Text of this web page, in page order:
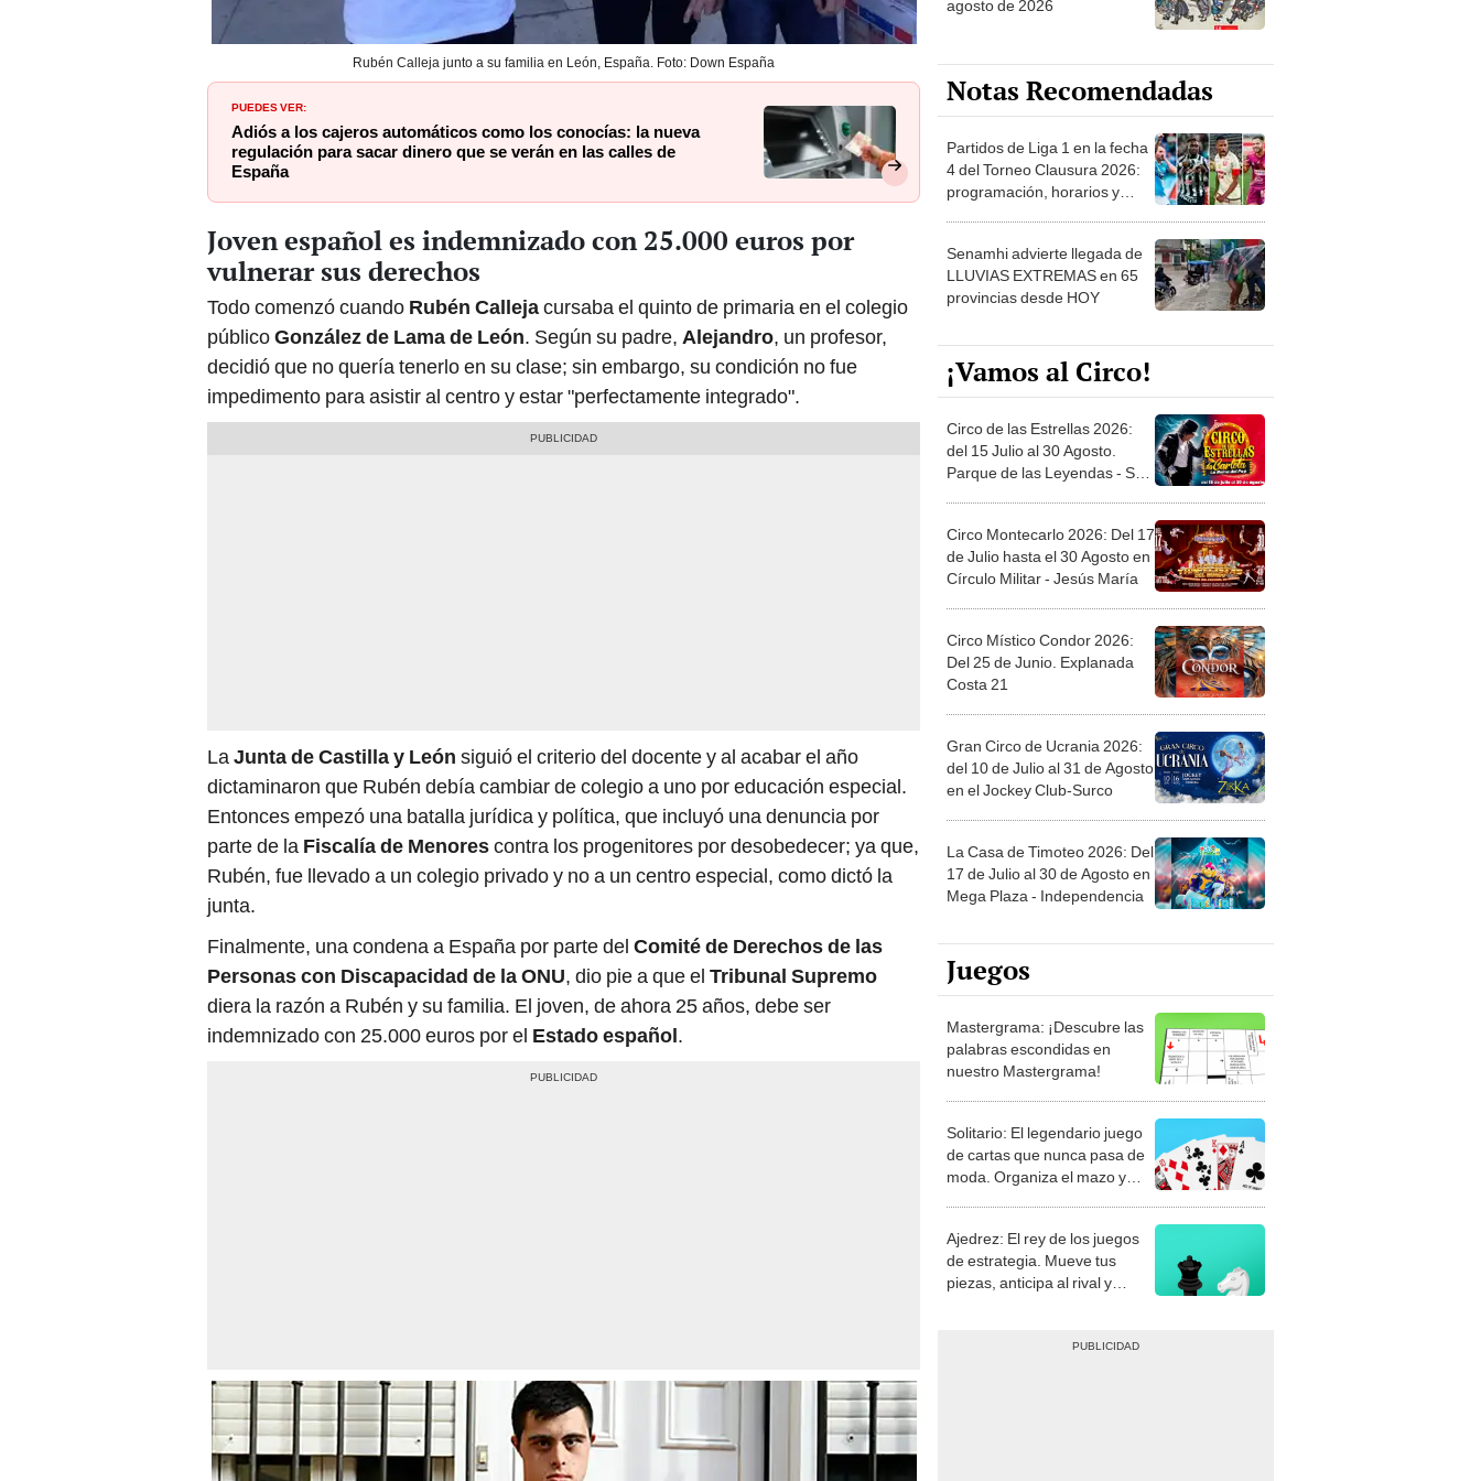
Rubén Calleja junto a su familia en León, España. Foto: Down España
PUEDES VER:
Adiós a los cajeros automáticos como los conocías: la nueva
regulación para sacar dinero que se verán en las calles de
España
Joven español es indemnizado con 25.000 euros por
vulnerar sus derechos
Todo comenzó cuando Rubén Calleja cursaba el quinto de primaria en el colegio
públicoGonzález de Lama de León . Según su padre, Alejandro , un profesor,
decidió que no quería tenerlo en su clase; sin embargo, su condición no fue
impedimento para asistir al centro y estar "perfectamente integrado".
La Junta de Castilla y León siguió el criterio del docente y al acabar el año
dictaminaron que Rubén debía cambiar de colegio a uno por educación especial.
Entonces empezó una batalla jurídica y política, que incluyó una denuncia por
parte de la Fiscalía de Menores contra los progenitores por desobedecer; ya que,
Rubén, fue llevado a un colegio privado y no a un centro especial, como dictó la
junta.
Finalmente, una condena a España por parte del Comité de Derechos de las
Personas con Discapacidad de la ONU , dio pie a que el Tribunal Supremo
diera la razón a Rubén y su familia. El joven, de ahora 25 años, debe ser
indemnizado con 25.000 euros por el Estado español
Notas Recomendadas
Partidos de Liga 1 en la fecha
4 del Torneo Clausura 2026:
programación, horarios y
Senamhi advierte llegada de
LLUVIAS EXTREMAS en 65
provincias desde HOY
¡Vamos al Circo!
Circo de las Estrellas 2026:
del 15 Julio al 30 Agosto.
Parque de las Leyendas - San
Circo Montecarlo 2026: Del 17
de Julio hasta el 30 Agosto en
Círculo Militar - Jesús María
Circo Místico Condor 2026:
Del 25 de Junio. Explanada
Costa 21
Gran Circo de Ucrania 2026:
del 10 de Julio al 31 de Agosto
en el Jockey Club-Surco
La Casa de Timoteo 2026: Del
17 de Julio al 30 de Agosto en
Mega Plaza - Independencia
Juegos
Mastergrama: ¡Descubre las
palabras escondidas en
nuestro Mastergrama!
Solitario: El legendario juego
de cartas que nunca pasa de
moda. Organiza el mazo y
Ajedrez: El rey de los juegos
de estrategia. Mueve tus
piezas, anticipa al rival y